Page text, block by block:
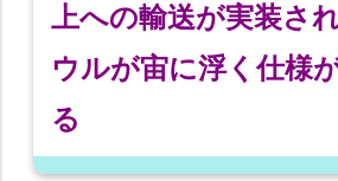
上への輸送が実装さ
ウルが宙に浮く仕様
る